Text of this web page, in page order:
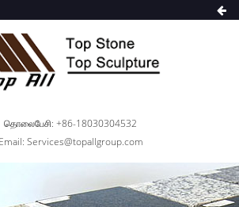
தொலைபேசி: +86-18030304532
Email: Services@topallgroup.com